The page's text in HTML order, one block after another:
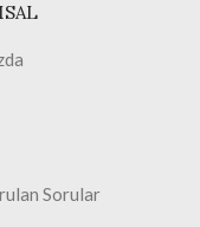
Sorular